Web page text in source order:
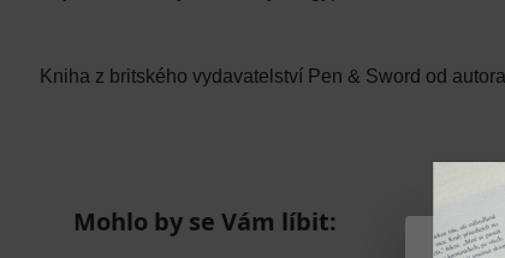
Kniha z britského vydavatelství Pen & Sword od
Mohlo by se Vám líbit: